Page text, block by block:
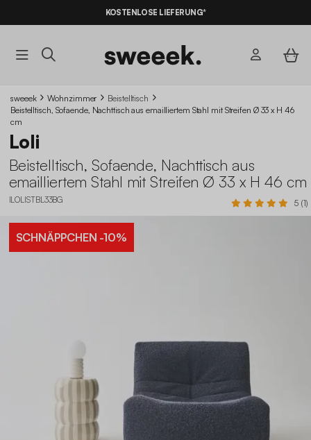
KOSTENLOSE LIEFERUNG*
sweeek Wohnzimmer
Beistelltisch
Beistelltisch, Sofaende, Nachttisch aus emailliertem Stahl mit Streifen Ø 33 x H 46
cm
Loli
Beistelltisch, Sofaende, Nachttisch aus
emailliertem Stahl mit Streifen Ø 33 x H 46 cm
ILOLISTBL33BG 5 (1)
SCHNÄPPCHEN -10%